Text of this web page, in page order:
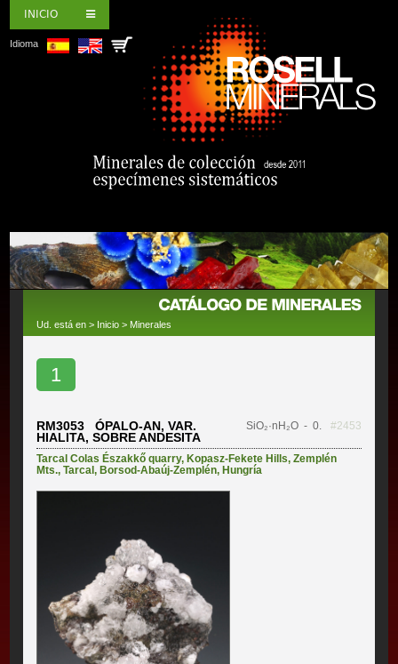
INICIO
Idioma
Ud. está en > Inicio > Minerales
1
RM3053 ÓPALO-AN, VAR.
HIALITA, SOBRE ANDESITA
SiO₂·nH₂O- 0. #2453
Tarcal Colas Északkő quarry,Kopasz-Fekete Hills,Zemplén
Mts.,Tarcal,Borsod-Abaúj-Zemplén,Hungría